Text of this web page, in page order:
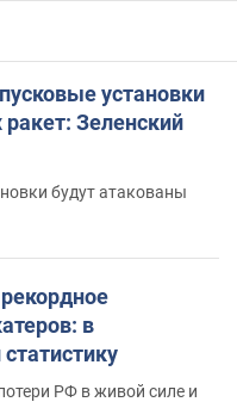
установки
ракет: Зеленский
будут атакованы
в
РФ в живой силе и